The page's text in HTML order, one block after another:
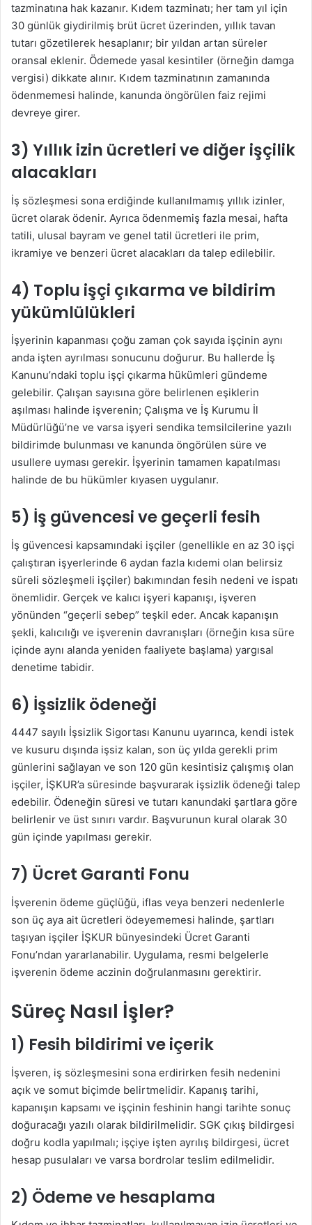
tazminatına hak kazanır. Kıdem tazminatı; her tam yıl için
30 günlük giydirilmiş brüt ücret üzerinden, yıllık tavan
tutarı gözetilerek hesaplanır; bir yıldan artan süreler
oransal eklenir. Ödemede yasal kesintiler (örneğin damga
vergisi) dikkate alınır. Kıdem tazminatının zamanında
ödenmemesi halinde, kanunda öngörülen faiz rejimi
devreye girer.
3) Yıllık izin ücretleri ve diğer işçilik
alacakları
İş sözleşmesi sona erdiğinde kullanılmamış yıllık izinler,
ücret olarak ödenir. Ayrıca ödenmemiş fazla mesai, hafta
tatili, ulusal bayram ve genel tatil ücretleri ile prim,
ikramiye ve benzeri ücret alacakları da talep edilebilir.
4) Toplu işçi çıkarma ve bildirim
yükümlülükleri
İşyerinin kapanması çoğu zaman çok sayıda işçinin aynı
anda işten ayrılması sonucunu doğurur. Bu hallerde İş
Kanunu’ndaki toplu işçi çıkarma hükümleri gündeme
gelebilir. Çalışan sayısına göre belirlenen eşiklerin
aşılması halinde işverenin; Çalışma ve İş Kurumu İl
Müdürlüğü’ne ve varsa işyeri sendika temsilcilerine yazılı
bildirimde bulunması ve kanunda öngörülen süre ve
usullere uyması gerekir. İşyerinin tamamen kapatılması
halinde de bu hükümler kıyasen uygulanır.
5) İş güvencesi ve geçerli fesih
İş güvencesi kapsamındaki işçiler (genellikle en az 30 işçi
çalıştıran işyerlerinde 6 aydan fazla kıdemi olan belirsiz
süreli sözleşmeli işçiler) bakımından fesih nedeni ve ispatı
önemlidir. Gerçek ve kalıcı işyeri kapanışı, işveren
yönünden “geçerli sebep” teşkil eder. Ancak kapanışın
şekli, kalıcılığı ve işverenin davranışları (örneğin kısa süre
içinde aynı alanda yeniden faaliyete başlama) yargısal
denetime tabidir.
6) İşsizlik ödeneği
4447 sayılı İşsizlik Sigortası Kanunu uyarınca, kendi istek
ve kusuru dışında işsiz kalan, son üç yılda gerekli prim
günlerini sağlayan ve son 120 gün kesintisiz çalışmış olan
işçiler, İŞKUR’a süresinde başvurarak işsizlik ödeneği talep
edebilir. Ödeneğin süresi ve tutarı kanundaki şartlara göre
belirlenir ve üst sınırı vardır. Başvurunun kural olarak 30
gün içinde yapılması gerekir.
7) Ücret Garanti Fonu
İşverenin ödeme güçlüğü, iflas veya benzeri nedenlerle
son üç aya ait ücretleri ödeyememesi halinde, şartları
taşıyan işçiler İŞKUR bünyesindeki Ücret Garanti
Fonu’ndan yararlanabilir. Uygulama, resmi belgelerle
işverenin ödeme aczinin doğrulanmasını gerektirir.
Süreç Nasıl İşler?
1) Fesih bildirimi ve içerik
İşveren, iş sözleşmesini sona erdirirken fesih nedenini
açık ve somut biçimde belirtmelidir. Kapanış tarihi,
kapanışın kapsamı ve işçinin feshinin hangi tarihte sonuç
doğuracağı yazılı olarak bildirilmelidir. SGK çıkış bildirgesi
doğru kodla yapılmalı; işçiye işten ayrılış bildirgesi, ücret
hesap pusulaları ve varsa bordrolar teslim edilmelidir.
2) Ödeme ve hesaplama